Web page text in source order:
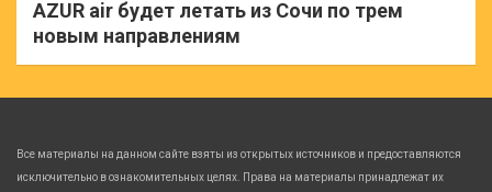
AZUR air будет летать из Сочи по трем
новым направлениям
Все материалы на данном сайте взяты из открытых источников и предоставляются
исключительно в ознакомительных целях. Права на материалы принадлежат их